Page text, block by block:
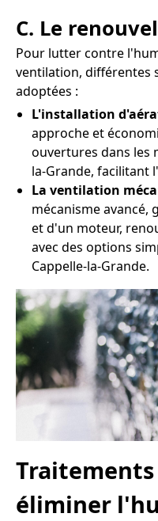
C. Le
Pour lutter contre
ventilation, différentes
adoptées :
L'installation
approche et
ouvertures dans les
la-Grande, facilitant
La ventilation
mécanisme avancé,
et d'un moteur,
avec des options
Cappelle-la-Grande.
éliminer